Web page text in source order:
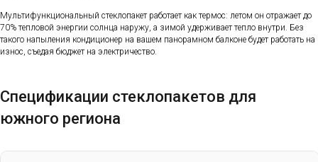
Мультифункциональный стеклопакет работает как термос: летом он отражает до
70% тепловой энергии солнца наружу, а зимой удерживает тепло внутри. Без
такого напыления кондиционер на вашем панорамном балконе будет работать на
износ, съедая бюджет на электричество.
Спецификации стеклопакетов для
южного региона